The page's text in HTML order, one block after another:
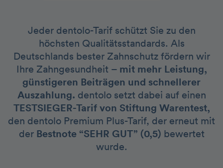
Jeder dentolo-Tarif schützt Sie zu den
höchsten Qualitätsstandards. Als
Deutschlands bester Zahnschutz fördern wir
Ihre Zahngesundheit – mit mehr Leistung,
günstigeren Beiträgen und schnellerer
Auszahlung. dentolo setzt dabei auf einen
TESTSIEGER-Tarif von Stiftung Warentest,
den dentolo Premium Plus-Tarif, der erneut mit
der Bestnote “SEHR GUT” (0,5) bewertet
wurde.